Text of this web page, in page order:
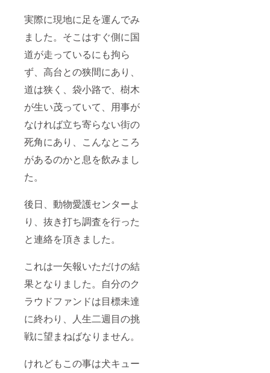
実際に現地に足を運んでみ
ました。そこはすぐ側に国
道が走っているにも拘ら
ず、高台との狭間にあり、
道は狭く、袋小路で、樹木
が生い茂っていて、用事が
なければ立ち寄らない街の
死角にあり、こんなところ
があるのかと息を飲みまし
た。
後日、動物愛護センターよ
り、抜き打ち調査を行った
と連絡を頂きました。
これは一矢報いただけの結
果となりました。自分のク
ラウドファンドは目標未達
に終わり、人生二週目の挑
戦に望まねばなりません。
けれどもこの事は犬キュー